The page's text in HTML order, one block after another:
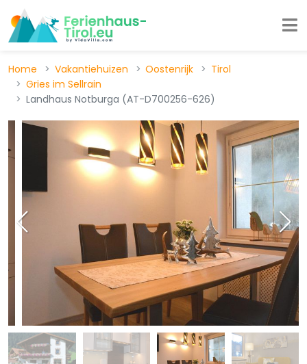
Home Vakantiehuizen Oostenrijk
Tirol
Gries im Sellrain
Landhaus Notburga (AT-D700256-626)